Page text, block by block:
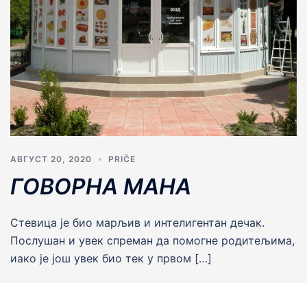
АВГУСТ 20, 2020 PRIČE
ГОВОРНА МАНА
Стевица је био марљив и интелигентан дечак.
Послушан и увек спреман да помогне родитељима,
иако је још увек био тек у првом […]